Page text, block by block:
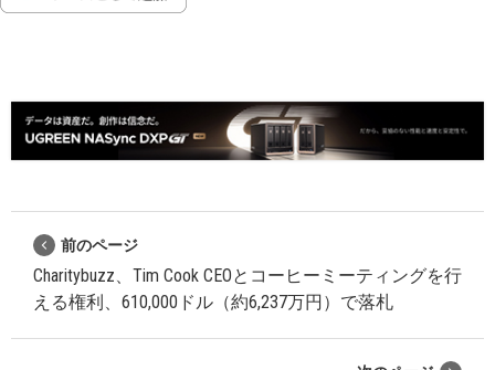
前のページ
Charitybuzz、Tim Cook CEOとコーヒーミーティングを行
える権利、610,000ドル（約6,237万円）で落札